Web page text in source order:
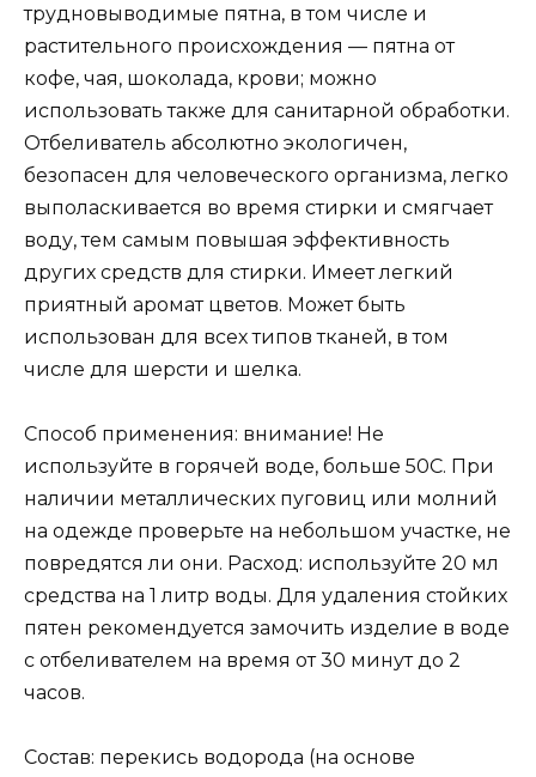
трудновыводимые пятна, в том числе и
растительного происхождения — пятна от
кофе, чая, шоколада, крови; можно
использовать также для санитарной обработки.
Отбеливатель абсолютно экологичен,
безопасен для человеческого организма, легко
выполаскивается во время стирки и смягчает
воду, тем самым повышая эффективность
других средств для стирки. Имеет легкий
приятный аромат цветов. Может быть
использован для всех типов тканей, в том
числе для шерсти и шелка.
Способ применения: внимание! Не
используйте в горячей воде, больше 50С. При
наличии металлических пуговиц или молний
на одежде проверьте на небольшом участке, не
повредятся ли они. Расход: используйте 20 мл
средства на 1 литр воды. Для удаления стойких
пятен рекомендуется замочить изделие в воде
с отбеливателем на время от 30 минут до 2
часов.
Состав: перекись водорода (на основе